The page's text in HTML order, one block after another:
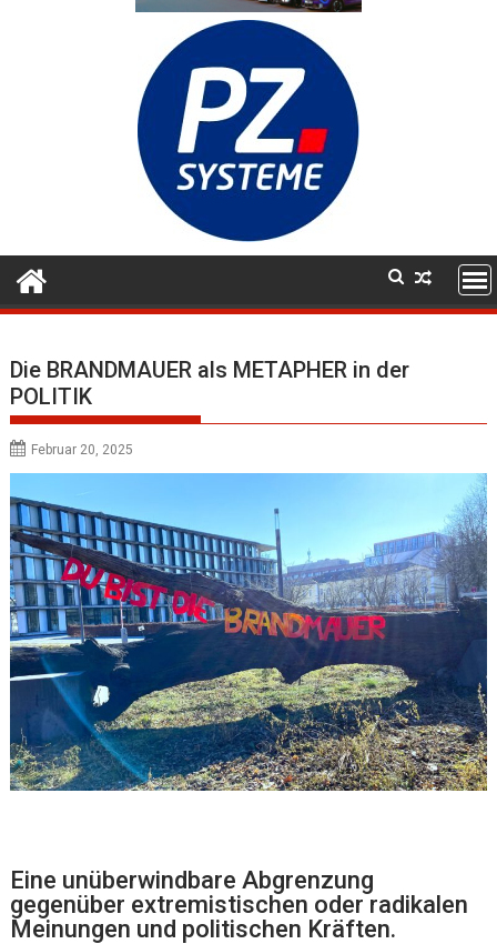
Die BRANDMAUER als METAPHER in der
POLITIK
Februar 20, 2025
Eine unüberwindbare Abgrenzung
gegenüber extremistischen oder radikalen
Meinungen und politischen Kräften.